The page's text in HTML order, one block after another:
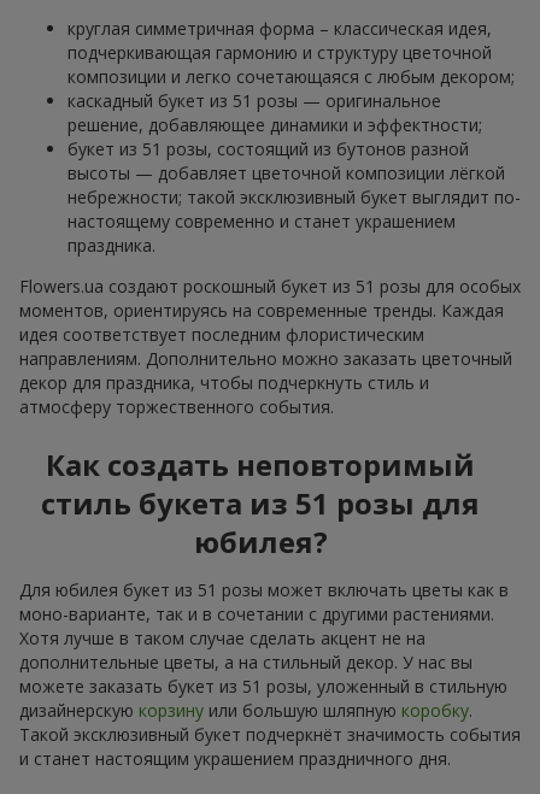
круглая симметричная форма – классическая идея,
подчеркивающая гармонию и структуру цветочной
композиции и легко сочетающаяся с любым декором;
каскадный букет из 51 розы — оригинальное
решение, добавляющее динамики и эффектности;
букет из 51 розы, состоящий из бутонов разной
высоты — добавляет цветочной композиции лёгкой
небрежности; такой эксклюзивный букет выглядит по-
настоящему современно и станет украшением
праздника.
Flowers.ua создают роскошный букет из 51 розы для особых
моментов, ориентируясь на современные тренды. Каждая
идея соответствует последним флористическим
направлениям. Дополнительно можно заказать цветочный
декор для праздника, чтобы подчеркнуть стиль и
атмосферу торжественного события.
Как создать неповторимый
стиль букета из 51 розы для
юбилея?
Для юбилея букет из 51 розы может включать цветы как в
моно-варианте, так и в сочетании с другими растениями.
Хотя лучше в таком случае сделать акцент не на
дополнительные цветы, а на стильный декор. У нас вы
можете заказать букет из 51 розы, уложенный в стильную
дизайнерскую корзину или большую шляпную коробку.
Такой эксклюзивный букет подчеркнёт значимость события
и станет настоящим украшением праздничного дня.